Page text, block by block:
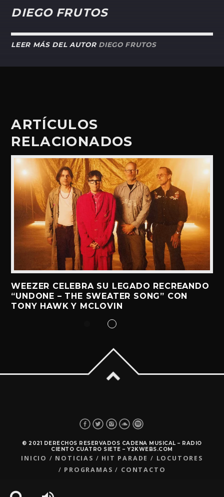
DIEGO FRUTOS
LEER MÁS DEL AUTOR DIEGO FRUTOS
ARTÍCULOS
RELACIONADOS
WEEZER CELEBRA SU LEGADO RECREANDO
“UNDONE – THE SWEATER SONG” CON
TONY HAWK Y MCLOVIN
© 2021 DERECHOS RESERVADOS CADENA MUSICAL – RADIO
CIENTO CUATRO SIETE – Y2KWEBS.COM
INICIO NOTICIAS HIT PARADE
LOCUTORES
PROGRAMAS
CONTACTO